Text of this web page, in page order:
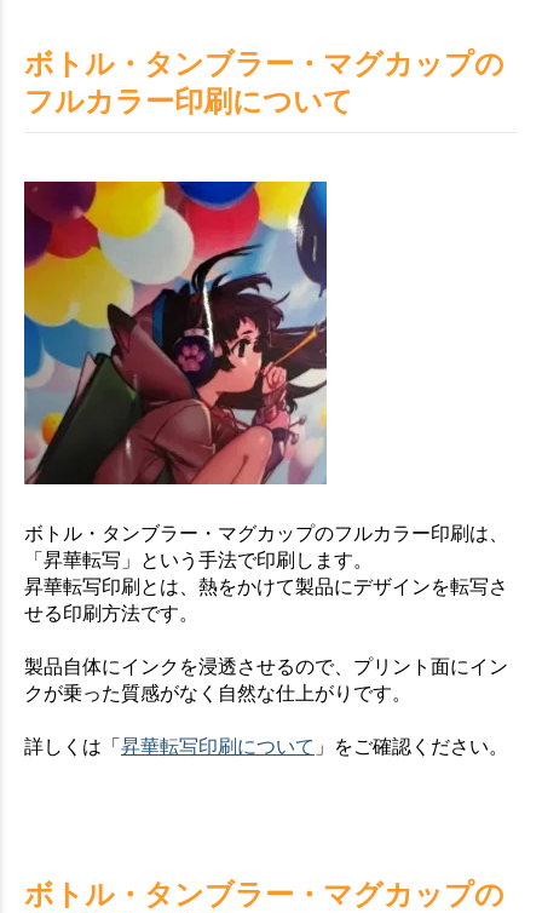
ボトル・タンブラー・マグカップの
フルカラー印刷について
ボトル・タンブラー・マグカップのフルカラー印刷は、
「昇華転写」という手法で印刷します。
昇華転写印刷とは、熱をかけて製品にデザインを転写さ
せる印刷方法です。
製品自体にインクを浸透させるので、プリント面にイン
クが乗った質感がなく自然な仕上がりです。
詳しくは「 昇華転写印刷について 」をご確認ください。
ボトル・タンブラー・マグカップの